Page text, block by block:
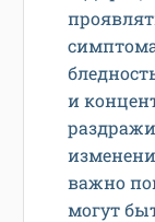
и
важно
могут